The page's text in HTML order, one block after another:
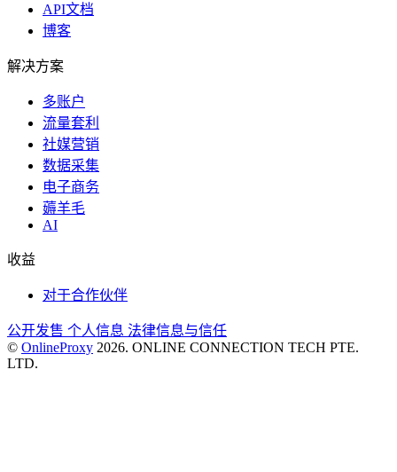
API文档
博客
解决方案
多账户
流量套利
社媒营销
数据采集
电子商务
薅羊毛
AI
收益
对于合作伙伴
公开发售 个人信息 法律信息与信任
© OnlineProxy 2026. ONLINE CONNECTION TECH PTE.
LTD.